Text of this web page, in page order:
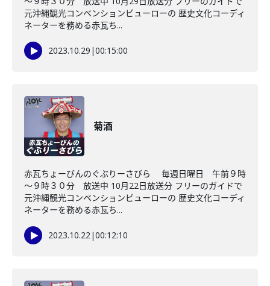
元沖縄観光コンベンションビューローの 歴史文化コーディ
ネーターを務める赤瓦ち...
2023.10.29 |00:15:00
菊酒
赤瓦ちょーびんのぐぶりーさびら 毎週日曜日 午前９時
～９時３０分 放送中 10月22日放送分 フリーのガイドで
元沖縄観光コンベンションビューローの 歴史文化コーディ
ネーターを務める赤瓦ち...
2023.10.22|00:12:10